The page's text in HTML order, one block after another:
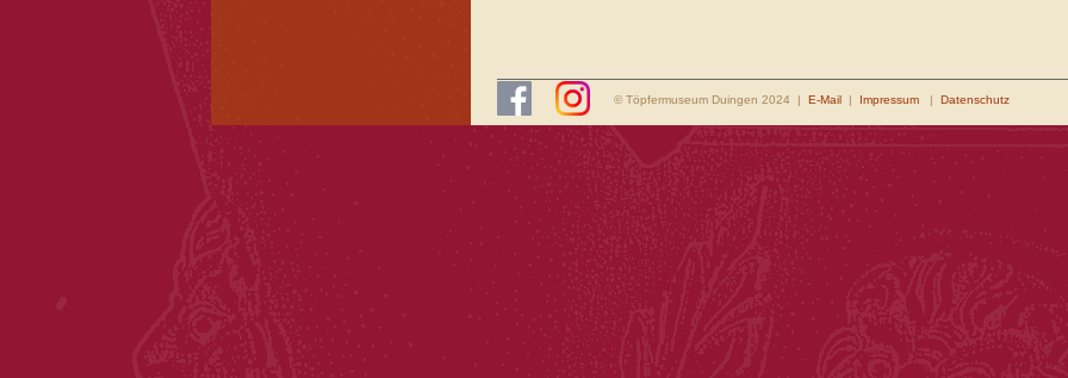
© Töpfermuseum Duingen 2024 | E-Mail | Impressum | Datenschutz